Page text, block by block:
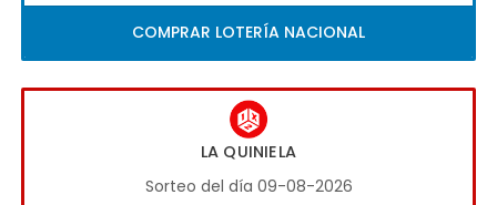
COMPRAR LOTERÍA NACIONAL
LA QUINIELA
Sorteo del día 09-08-2026